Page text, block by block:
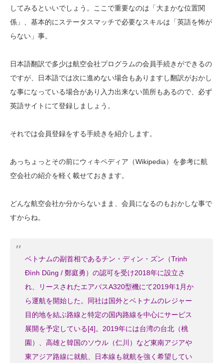
してみるといいでしょう。ここで重要なのは「大まかな位置関
係」、基本的にステータスマッチで必要なスキルは「英語を怖が
らない」事。
日本語翻訳で多少は航空会社プログラムの会員手続きができるの
ですが、日本語では次に進めない場合もありますし翻訳がおかし
な事になっている場合があり入力出来ない箇所もあるので、必ず
英語サイトにて登録しましょう。
それでは会員登録をする手続きを紹介します。
あっちょっとその前にウィキペディア（Wikipedia）を参考に航
空会社の紹介を軽く載せておきます。
どんな航空会社か分からないまま、会員になるのもおかしな事で
すからね。
ベトナムの副首相であるチン・ディン・ズン（Trịnh
Đình Dũng / 鄭庭勇）の認可を受け2018年に設立さ
れ、リースされたエアバスA320型機にて2019年1月か
ら運航を開始した。同社は国外とベトナムのレジャー
目的地を結ぶ路線と特定の国内路線を中心にサービス
展開を予定している[4]。2019年には台湾の台北（桃
園）、高雄と韓国のソウル（仁川）など東南アジアや
東アジア路線に就航、日本線も就航を強く希望してい